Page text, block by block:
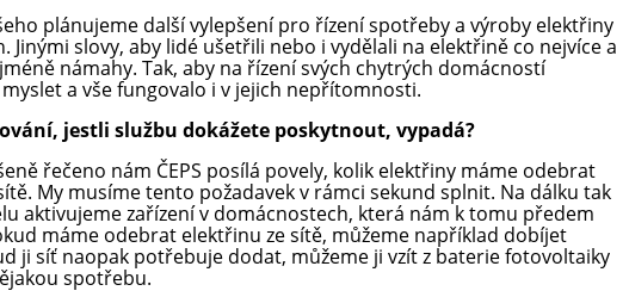
plánujeme další vylepšení pro řízení spotřeby a výroby elektřiny
Jinými slovy, aby lidé ušetřili nebo i vydělali na elektřině co nejvíce a
námahy. Tak, aby na řízení svých chytrých domácností
a vše fungovalo i v jejich nepřítomnosti.
jestli službu dokážete poskytnout, vypadá?
řečeno nám ČEPS posílá povely, kolik elektřiny máme odebrat
My musíme tento požadavek v rámci sekund splnit. Na dálku tak
aktivujeme zařízení v domácnostech, která nám k tomu předem
máme odebrat elektřinu ze sítě, můžeme například dobíjet
ji síť naopak potřebuje dodat, můžeme ji vzít z baterie fotovoltaiky
spotřebu.